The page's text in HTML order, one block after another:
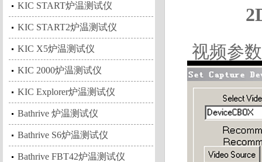
KIC START炉温测试仪
KIC START2炉温测试仪
KIC X5炉温测试仪
KIC 2000炉温测试仪
KIC Explorer炉温测试仪
Bathrive 炉温测试仪
Bathrive S6炉温测试仪
Bathrive FBT42炉温测试仪
视频参